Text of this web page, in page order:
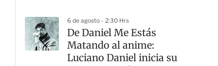
6 de agosto - 2:30 Hrs
De Daniel Me Estás
Matando al anime:
Luciano Daniel inicia su